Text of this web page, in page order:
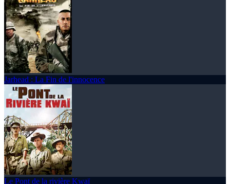
Jarhead : La Fin de l'innocence
Le Pont de la rivière Kwaï